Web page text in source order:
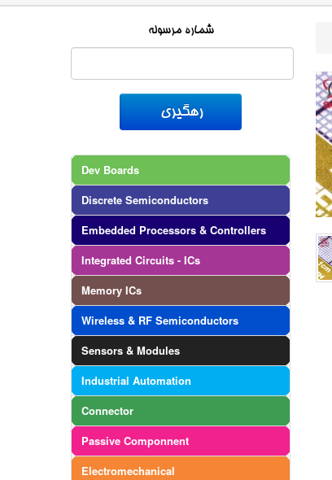
شماره مرسوله
Dev Boards
Discrete Semiconductors
Embedded Processors & Controllers
Integrated Circuits - ICs
Memory ICs
Wireless & RF Semiconductors
Sensors & Modules
Industrial Automation
Connector
Passive Componnent
Electromechanical